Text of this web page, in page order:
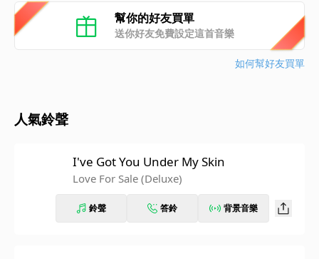
幫你的好友買單
送你好友免費設定這首音樂
如何幫好友買單
人氣鈴聲
I've Got You Under My Skin
Love For Sale (Deluxe)
鈴聲 答鈴 背景音樂